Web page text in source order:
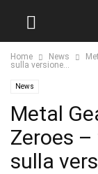
Home News
sulla versione...
News
Metal
Zeroes
sulla